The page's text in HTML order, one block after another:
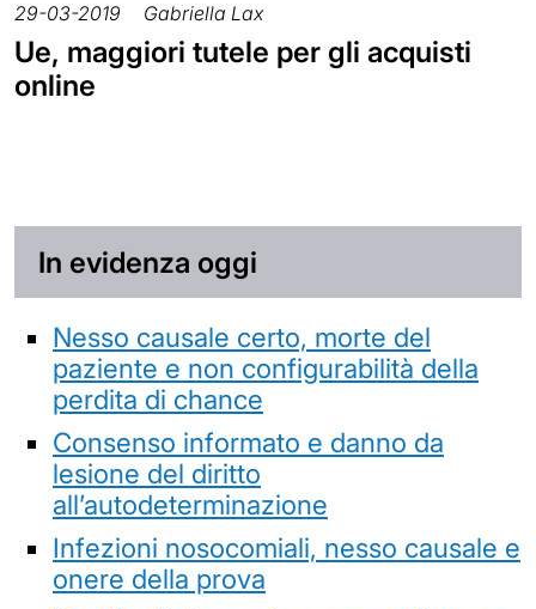
29-03-2019 Gabriella Lax
Ue, maggiori tutele per gli acquisti
online
In evidenza oggi
Nesso causale certo, morte del
paziente e non configurabilità della
perdita di chance
Consenso informato e danno da
lesione del diritto
all’autodeterminazione
Infezioni nosocomiali, nesso causale e
onere della prova